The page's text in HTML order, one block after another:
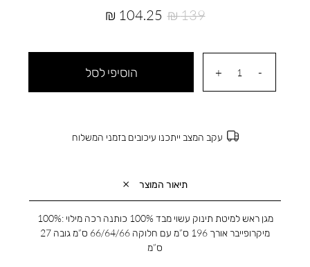
מחיר
104.25 ₪
מחיר
139 ₪
הוסיפי לסל
עקב המצב ייתכנו עיכובים בזמני המשלוח
תיאור המוצר
מגן ראש למיטת תינוק עשוי מבד 100% כותנה רכה מילוי :100%
מיקרופייבר אורך 196 ס”מ עם חלוקה 66/64/66 ס”מ גובה 27
ס”מ